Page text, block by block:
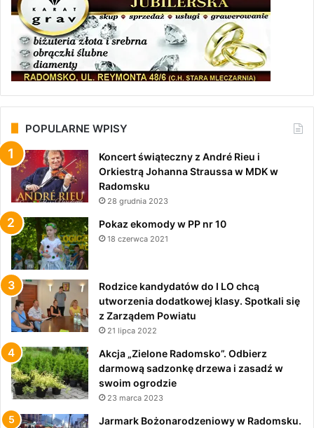
POPULARNE WPISY
Koncert świąteczny z André Rieu i
Orkiestrą Johanna Straussa w MDK w
Radomsku
28 grudnia 2023
Pokaz ekomody w PP nr 10
18 czerwca 2021
Rodzice kandydatów do I LO chcą
utworzenia dodatkowej klasy. Spotkali się
z Zarządem Powiatu
21 lipca 2022
Akcja „Zielone Radomsko”. Odbierz
darmową sadzonkę drzewa i zasadź w
swoim ogrodzie
23 marca 2023
Jarmark Bożonarodzeniowy w Radomsku.